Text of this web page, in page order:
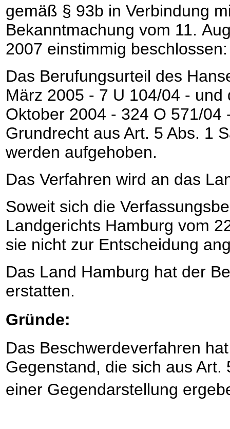
gemäß § 93b in Verbindung
Bekanntmachung vom 11.
2007 einstimmig beschlossen:
Das Berufungsurteil des
März 2005 - 7 U 104/04 -
Oktober 2004 - 324 O 571/
Grundrecht aus Art. 5 Abs. 1
werden aufgehoben.
Das Verfahren wird an das
Soweit sich die
Landgerichts Hamburg vom
sie nicht zur Entscheidung
Das Land Hamburg hat der
erstatten.
Gründe:
Das Beschwerdeverfahren
Gegenstand, die sich aus
einer Gegendarstellung